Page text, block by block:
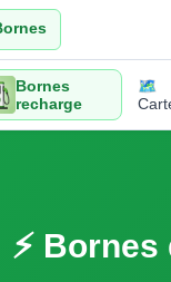
Bornes
recharge
🗺️
⚡